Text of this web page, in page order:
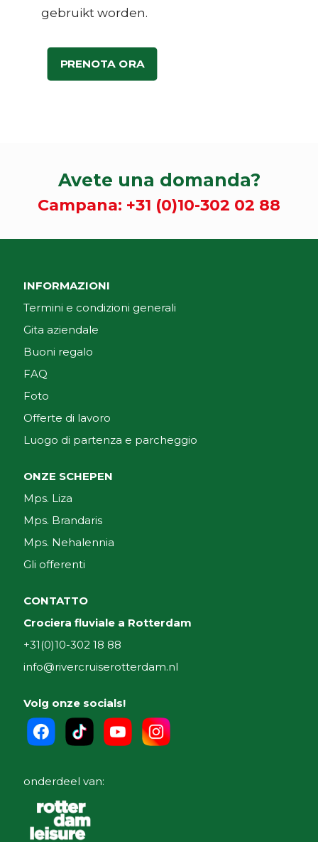
gebruikt worden.
PRENOTA ORA
Avete una domanda?
Campana: +31 (0)10-302 02 88
INFORMAZIONI
Termini e condizioni generali
Gita aziendale
Buoni regalo
FAQ
Foto
Offerte di lavoro
Luogo di partenza e parcheggio
ONZE SCHEPEN
Mps. Liza
Mps. Brandaris
Mps. Nehalennia
Gli offerenti
CONTATTO
Crociera fluviale a Rotterdam
+31(0)10-302 18 88
info@rivercruiserotterdam.nl
Volg onze socials!
onderdeel van: